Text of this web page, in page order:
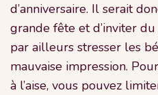
d’anniversaire. Il serait
grande fête et d’inviter
par ailleurs stresser les
mauvaise impression.
à l’aise, vous pouvez